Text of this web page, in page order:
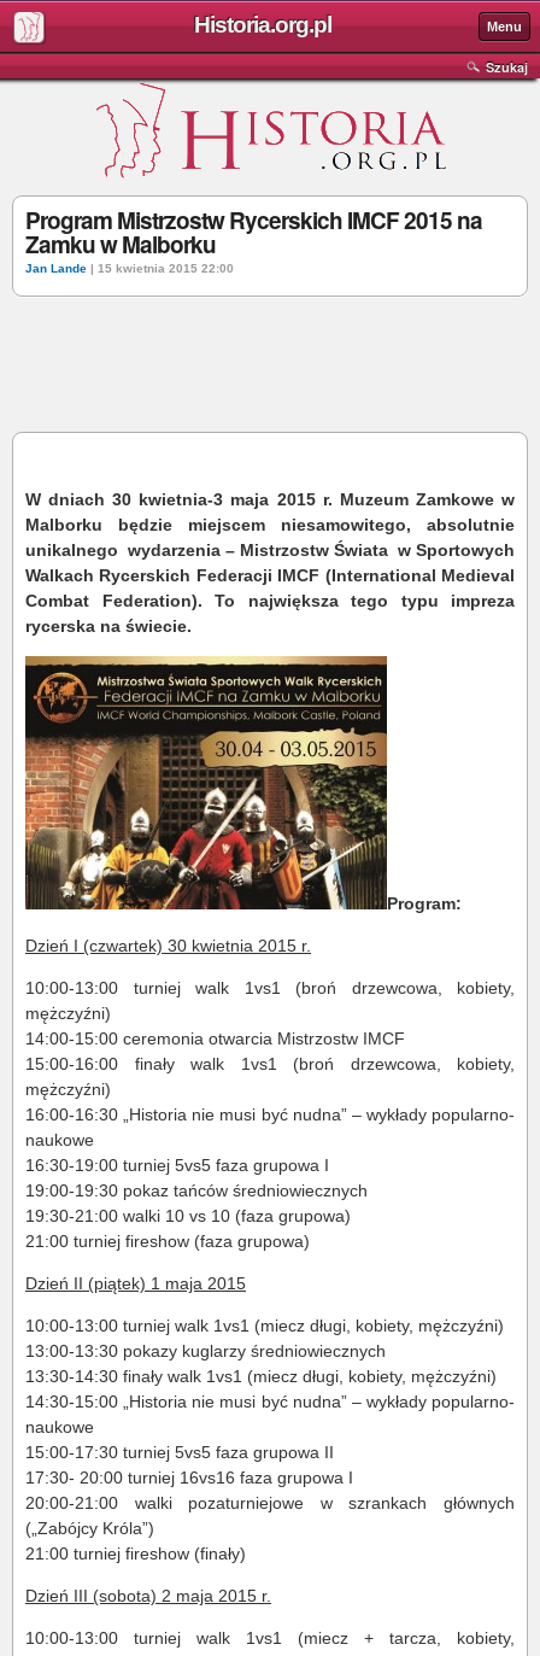
Historia.org.pl Menu
Szukaj
Program Mistrzostw Rycerskich IMCF 2015 na
Zamku w Malborku
Jan Lande | 15 kwietnia 2015 22:00
W dniach 30 kwietnia-3 maja 2015 r. Muzeum Zamkowe w
Malborku będzie miejscem niesamowitego, absolutnie
unikalnego wydarzenia – Mistrzostw Świata w Sportowych
Walkach Rycerskich Federacji IMCF (International Medieval
Combat Federation). To największa tego typu impreza
rycerska na świecie.
Program:
Dzień I (czwartek) 30 kwietnia 2015 r.
10:00-13:00 turniej walk 1vs1 (broń drzewcowa, kobiety,
mężczyźni)
14:00-15:00 ceremonia otwarcia Mistrzostw IMCF
15:00-16:00 finały walk 1vs1 (broń drzewcowa, kobiety,
mężczyźni)
16:00-16:30 „Historia nie musi być nudna” – wykłady popularno-
naukowe
16:30-19:00 turniej 5vs5 faza grupowa I
19:00-19:30 pokaz tańców średniowiecznych
19:30-21:00 walki 10 vs 10 (faza grupowa)
21:00 turniej fireshow (faza grupowa)
Dzień II (piątek) 1 maja 2015
10:00-13:00 turniej walk 1vs1 (miecz długi, kobiety, mężczyźni)
13:00-13:30 pokazy kuglarzy średniowiecznych
13:30-14:30 finały walk 1vs1 (miecz długi, kobiety, mężczyźni)
14:30-15:00 „Historia nie musi być nudna” – wykłady popularno-
naukowe
15:00-17:30 turniej 5vs5 faza grupowa II
17:30- 20:00 turniej 16vs16 faza grupowa I
20:00-21:00 walki pozaturniejowe w szrankach głównych
(„Zabójcy Króla”)
21:00 turniej fireshow (finały)
Dzień III (sobota) 2 maja 2015 r.
10:00-13:00 turniej walk 1vs1 (miecz + tarcza, kobiety,